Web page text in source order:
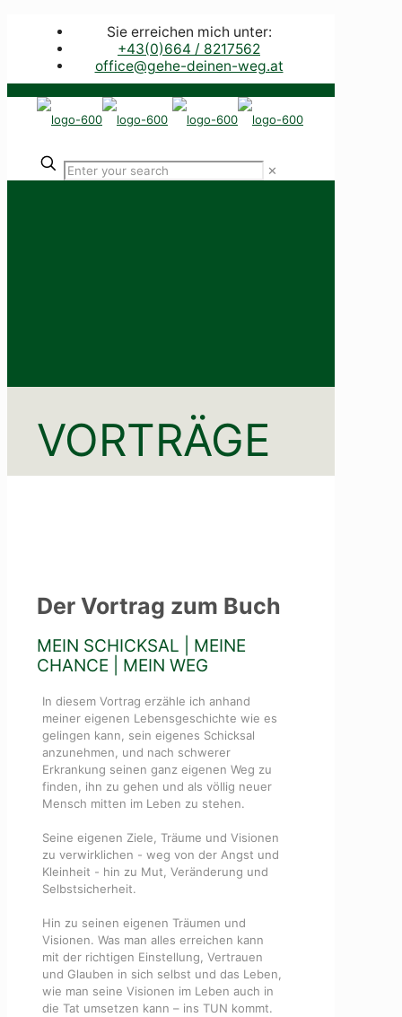
Sie erreichen mich unter:
+43(0)664 / 8217562
office@gehe-deinen-weg.at
✕
VORTRÄGE
Der Vortrag zum Buch
MEIN SCHICKSAL | MEINE
CHANCE | MEIN WEG
In diesem Vortrag erzähle ich anhand
meiner eigenen Lebensgeschichte wie es
gelingen kann, sein eigenes Schicksal
anzunehmen, und nach schwerer
Erkrankung seinen ganz eigenen Weg zu
finden, ihn zu gehen und als völlig neuer
Mensch mitten im Leben zu stehen.
Seine eigenen Ziele, Träume und Visionen
zu verwirklichen - weg von der Angst und
Kleinheit - hin zu Mut, Veränderung und
Selbstsicherheit.
Hin zu seinen eigenen Träumen und
Visionen. Was man alles erreichen kann
mit der richtigen Einstellung, Vertrauen
und Glauben in sich selbst und das Leben,
wie man seine Visionen im Leben auch in
die Tat umsetzen kann – ins TUN kommt.